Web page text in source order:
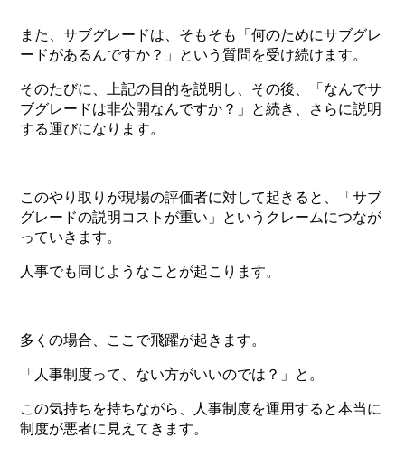
また、サブグレードは、そもそも「何のためにサブグレ
ードがあるんですか？」という質問を受け続けます。
そのたびに、上記の目的を説明し、その後、「なんでサ
ブグレードは非公開なんですか？」と続き、さらに説明
する運びになります。
このやり取りが現場の評価者に対して起きると、「サブ
グレードの説明コストが重い」というクレームにつなが
っていきます。
人事でも同じようなことが起こります。
多くの場合、ここで飛躍が起きます。
「人事制度って、ない方がいいのでは？」と。
この気持ちを持ちながら、人事制度を運用すると本当に
制度が悪者に見えてきます。